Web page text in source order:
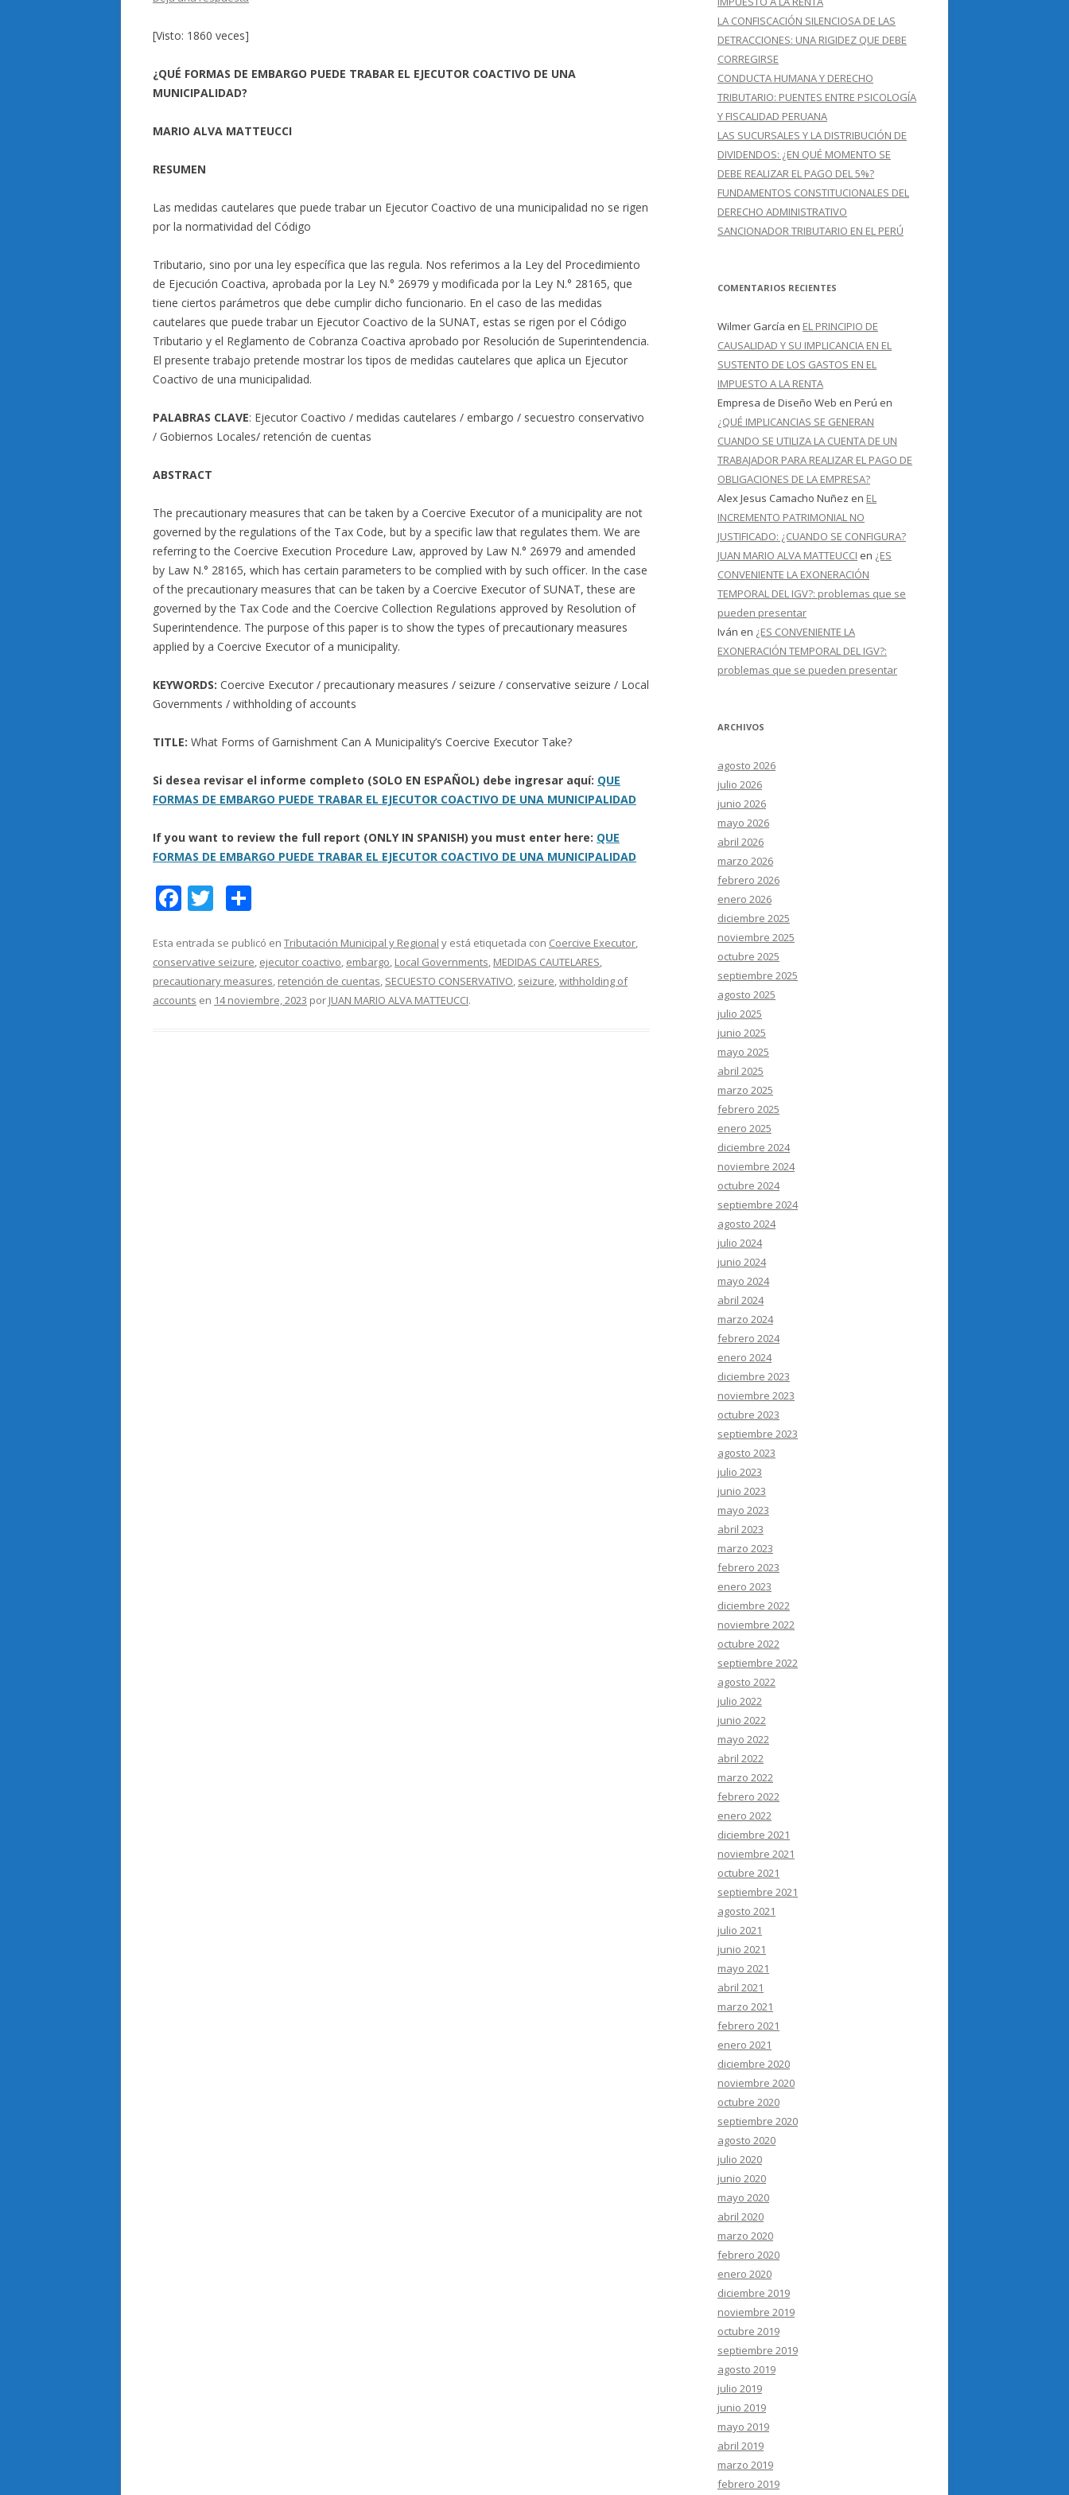
[Visto: 1860 veces]
¿QUÉ FORMAS DE EMBARGO PUEDE TRABAR EL EJECUTOR COACTIVO DE UNA
MUNICIPALIDAD?
MARIO ALVA MATTEUCCI
RESUMEN
Las medidas cautelares que puede trabar un Ejecutor Coactivo de una municipalidad no se rigen
por la normatividad del Código
Tributario, sino por una ley específica que las regula. Nos referimos a la Ley del Procedimiento
de Ejecución Coactiva, aprobada por la Ley N.° 26979 y modificada por la Ley N.° 28165, que
tiene ciertos parámetros que debe cumplir dicho funcionario. En el caso de las medidas
cautelares que puede trabar un Ejecutor Coactivo de la SUNAT, estas se rigen por el Código
Tributario y el Reglamento de Cobranza Coactiva aprobado por Resolución de Superintendencia.
El presente trabajo pretende mostrar los tipos de medidas cautelares que aplica un Ejecutor
Coactivo de una municipalidad.
PALABRAS CLAVE: Ejecutor Coactivo / medidas cautelares / embargo / secuestro conservativo
/ Gobiernos Locales/ retención de cuentas
ABSTRACT
The precautionary measures that can be taken by a Coercive Executor of a municipality are not
governed by the regulations of the Tax Code, but by a specific law that regulates them. We are
referring to the Coercive Execution Procedure Law, approved by Law N.° 26979 and amended
by Law N.° 28165, which has certain parameters to be complied with by such officer. In the case
of the precautionary measures that can be taken by a Coercive Executor of SUNAT, these are
governed by the Tax Code and the Coercive Collection Regulations approved by Resolution of
Superintendence. The purpose of this paper is to show the types of precautionary measures
applied by a Coercive Executor of a municipality.
KEYWORDS: Coercive Executor / precautionary measures / seizure / conservative seizure / Local
Governments / withholding of accounts
TITLE: What Forms of Garnishment Can A Municipality’s Coercive Executor Take?
Si desea revisar el informe completo (SOLO EN ESPAÑOL) debe ingresar aquí: QUE
FORMAS DE EMBARGO PUEDE TRABAR EL EJECUTOR COACTIVO DE UNA MUNICIPALIDAD
If you want to review the full report (ONLY IN SPANISH) you must enter here: QUE
FORMAS DE EMBARGO PUEDE TRABAR EL EJECUTOR COACTIVO DE UNA MUNICIPALIDAD
F
e
b
o
T
itt
er
m
p
ar
Esta entrada se publicó en Tributación Municipal y Regional y está etiquetada con Coercive Executor,
conservative seizure, ejecutor coactivo, embargo, Local Governments, MEDIDAS CAUTELARES,
precautionary measures, retención de cuentas, SECUESTO CONSERVATIVO, seizure,withholding of
accounts en 14 noviembre, 2023 por JUAN MARIO ALVA MATTEUCCI.
LA CONFISCACIÓN SILENCIOSA DE LAS
DETRACCIONES: UNA RIGIDEZ QUE DEBE
CORREGIRSE
CONDUCTA HUMANA Y DERECHO
TRIBUTARIO: PUENTES ENTRE PSICOLOGÍA
Y FISCALIDAD PERUANA
LAS SUCURSALES Y LA DISTRIBUCIÓN DE
DIVIDENDOS: ¿EN QUÉ MOMENTO SE
DEBE REALIZAR EL PAGO DEL 5%?
FUNDAMENTOS CONSTITUCIONALES DEL
DERECHO ADMINISTRATIVO
SANCIONADOR TRIBUTARIO EN EL PERÚ
COMENTARIOS RECIENTES
Wilmer García en EL PRINCIPIO DE
CAUSALIDAD Y SU IMPLICANCIA EN EL
SUSTENTO DE LOS GASTOS EN EL
IMPUESTO A LA RENTA
Empresa de Diseño Web en Perú en
¿QUÉ IMPLICANCIAS SE GENERAN
CUANDO SE UTILIZA LA CUENTA DE UN
TRABAJADOR PARA REALIZAR EL PAGO DE
OBLIGACIONES DE LA EMPRESA?
Alex Jesus Camacho Nuñez en EL
INCREMENTO PATRIMONIAL NO
JUSTIFICADO: ¿CUANDO SE CONFIGURA?
JUAN MARIO ALVA MATTEUCCI en ¿ES
CONVENIENTE LA EXONERACIÓN
TEMPORAL DEL IGV?: problemas que se
pueden presentar
Iván en ¿ES CONVENIENTE LA
EXONERACIÓN TEMPORAL DEL IGV?:
problemas que se pueden presentar
ARCHIVOS
agosto 2026
julio 2026
junio 2026
mayo 2026
abril 2026
marzo 2026
febrero 2026
enero 2026
diciembre 2025
noviembre 2025
octubre 2025
septiembre 2025
agosto 2025
julio 2025
junio 2025
mayo 2025
abril 2025
marzo 2025
febrero 2025
enero 2025
diciembre 2024
noviembre 2024
octubre 2024
septiembre 2024
agosto 2024
julio 2024
junio 2024
mayo 2024
abril 2024
marzo 2024
febrero 2024
enero 2024
diciembre 2023
noviembre 2023
octubre 2023
septiembre 2023
agosto 2023
julio 2023
junio 2023
mayo 2023
abril 2023
marzo 2023
febrero 2023
enero 2023
diciembre 2022
noviembre 2022
octubre 2022
septiembre 2022
agosto 2022
julio 2022
junio 2022
mayo 2022
abril 2022
marzo 2022
febrero 2022
enero 2022
diciembre 2021
noviembre 2021
octubre 2021
septiembre 2021
agosto 2021
julio 2021
junio 2021
mayo 2021
abril 2021
marzo 2021
febrero 2021
enero 2021
diciembre 2020
noviembre 2020
octubre 2020
septiembre 2020
agosto 2020
julio 2020
junio 2020
mayo 2020
abril 2020
marzo 2020
febrero 2020
enero 2020
diciembre 2019
noviembre 2019
octubre 2019
septiembre 2019
agosto 2019
julio 2019
junio 2019
mayo 2019
abril 2019
marzo 2019
febrero 2019